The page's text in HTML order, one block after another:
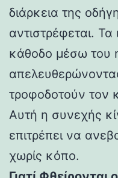
διάρκεια της
αντιστρέφεται.
κάθοδο μέσω του
τροφοδοτούν τον
Αυτή η συνεχής
επιτρέπει να
χωρίς κόπο.